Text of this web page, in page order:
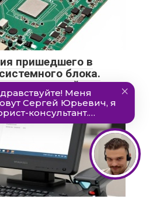
пришедшего в
блока.
техники